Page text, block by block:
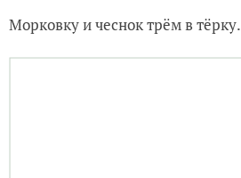
Морковку и чеснок трём в тёрку.